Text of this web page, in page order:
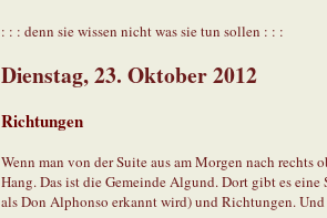
: : : denn sie wissen nicht was sie tun sollen : : :
Dienstag, 23. Oktober 2012
Richtungen
Wenn man von der Suite aus am Morgen nach rechts
Hang. Das ist die Gemeinde Algund. Dort gibt es
als Don Alphonso erkannt wird) und Richtungen.